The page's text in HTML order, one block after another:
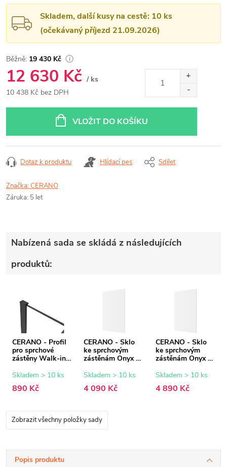
Skladem, další kusy na cestě: 10 ks
(očekávaný příjezd 21.09.2026)
19 430 Kč
12 630 Kč / ks
10 438 Kč bez DPH
VLOŽIT DO KOŠÍKU
Dotaz k produktu Hlídací pes Sdílet
Značka:CERANO
Záruka: 5 let
Nabízená sada se skládá z následujících
produktů:
CERANO - Profil
pro sprchové
zástěny Walk-in
černá matná - 15
Skladem > 10 ks
890 Kč
CERANO - Sklo
ke sprchovým
zástěnám Onyx -
transparentní sklo
- 130x200 cm
Skladem > 10 ks
4 090 Kč
CERANO - Sklo
ke sprchovým
zástěnám Onyx -
transparentní sklo
- 150x200 cm
Skladem > 10 ks
4 890 Kč
Zobrazit všechny položky sady
Popis produktu